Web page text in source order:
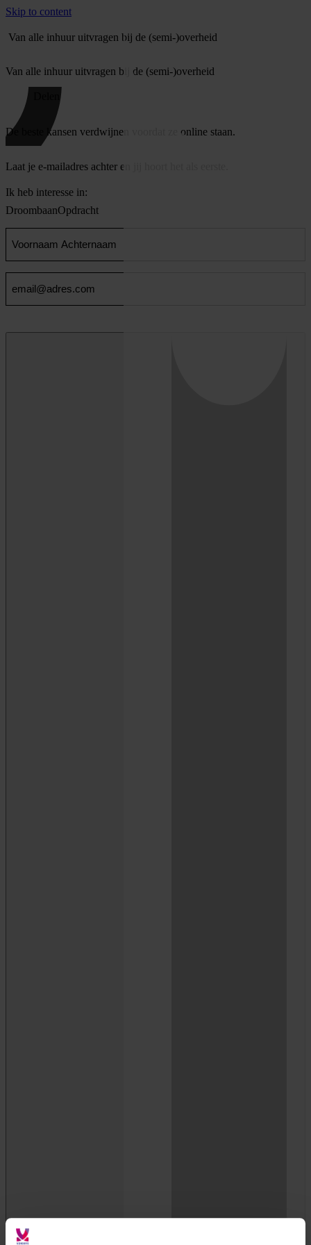
Skip to content
Van alle inhuur uitvragen bij de (semi-)overheid
Van alle inhuur uitvragen bij de (semi-)overheid
De beste kansen verdwijnen voordat ze online staan.
Laat je e-mailadres achter en jij hoort het als eerste.
Ik heb interesse in:
DroombaanOpdracht
en
Achternaam
(Vereist)